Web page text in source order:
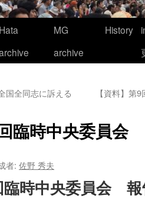
Hata
MG
archive
History
国全同志に訴える
【資料】第
回臨時中央委員
者: 佐野 秀夫
臨時中央委員会